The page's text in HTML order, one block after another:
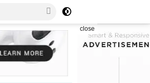
close